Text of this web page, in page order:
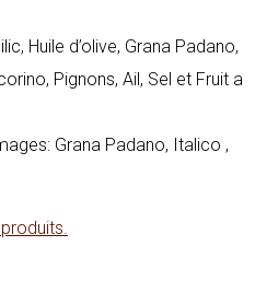
Huile d’olive, Grana Padano,
Pignons, Ail, Sel et Fruit a
Grana Padano, Italico ,